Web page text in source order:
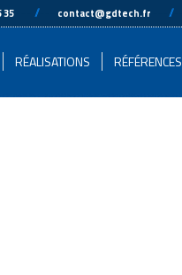
35 // contact@gdtech.fr //
RÉALISATIONS RÉFÉRENCES